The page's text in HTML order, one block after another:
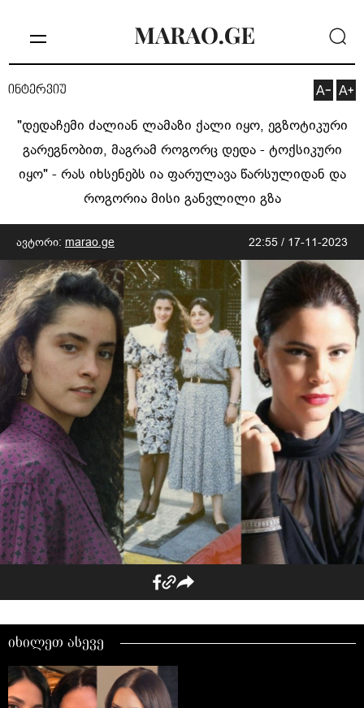
ინტერვიუ
"დედაჩემი ძალიან ლამაზი ქალი იყო, ეგზოტიკური
გარეგნობით, მაგრამ როგორც დედა - ტოქსიკური
იყო" - რას იხსენებს ია ფარულავა წარსულიდან და
როგორია მისი განვლილი გზა
ავტორი: marao.ge 22:55 / 17-11-2023
იხილეთ ასევე